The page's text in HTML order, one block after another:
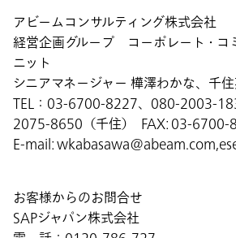
アビームコンサルティング株式会社
経営企画グループ コーポレート・コ
ニット
シニアマネージャー 樺澤わかな、千
TEL：03-6700-8227、080-2003-
2075-8650（千住） FAX: 03-6700-
E-mail:
お客様からのお問合せ
SAPジャパン株式会社